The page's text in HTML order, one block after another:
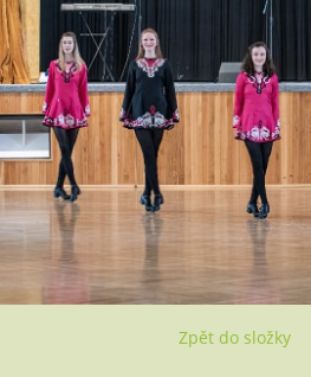
Zpět do složky